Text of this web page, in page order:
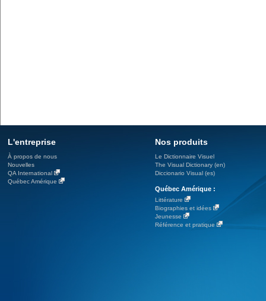
L'entreprise
À propos de nous
Nouvelles
QA International
Québec Amérique
Nos produits
Le Dictionnaire Visuel
The Visual Dictionary (en)
Diccionario Visual (es)
Québec Amérique :
Littérature
Biographies et idées
Jeunesse
Référence et pratique